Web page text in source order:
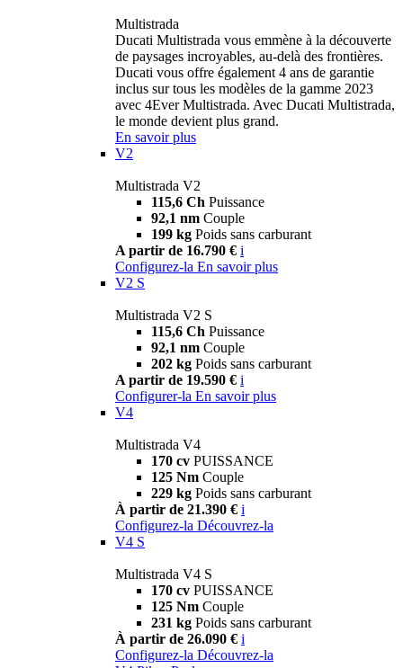
Multistrada
Ducati Multistrada vous emmène à la découverte
de paysages incroyables, au-delà des frontières.
Ducati vous offre également 4 ans de garantie
inclus sur tous les modèles de la gamme 2023
avec 4Ever Multistrada. Avec Ducati Multistrada,
le monde devient plus grand.
En savoir plus
V2
Multistrada V2
115,6 Ch Puissance
92,1 nm Couple
199 kg Poids sans carburant
A partir de 16.790 € i
Configurez-la En savoir plus
V2 S
Multistrada V2 S
115,6 Ch Puissance
92,1 nm Couple
202 kg Poids sans carburant
A partir de 19.590 € i
Configurer-la En savoir plus
V4
Multistrada V4
170 cv PUISSANCE
125 Nm Couple
229 kg Poids sans carburant
À partir de 21.390 € i
Configurez-la Découvrez-la
V4 S
Multistrada V4 S
170 cv PUISSANCE
125 Nm Couple
231 kg Poids sans carburant
À partir de 26.090 € i
Configurez-la Découvrez-la